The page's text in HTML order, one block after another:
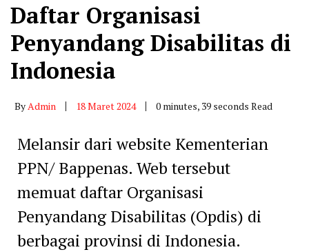
Daftar Organisasi
Penyandang Disabilitas di
Indonesia
ByAdmin 18 Maret 2024 0 minutes, 39 seconds Read
Melansir dari website Kementerian
PPN/ Bappenas. Web tersebut
memuat daftar Organisasi
Penyandang Disabilitas (Opdis) di
berbagai provinsi di Indonesia.